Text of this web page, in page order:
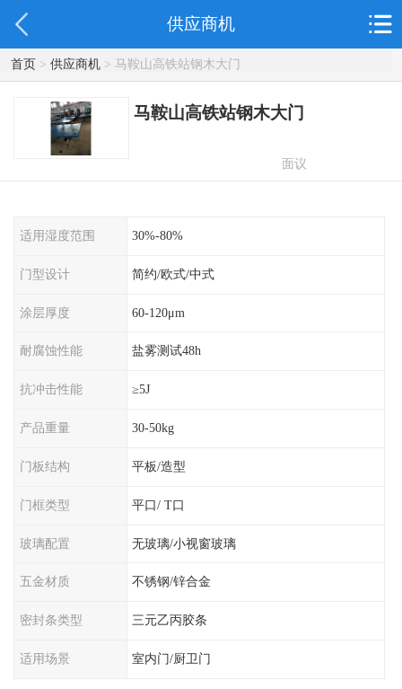
供应商机
首页> 供应商机> 马鞍山高铁站钢木大门
马鞍山高铁站钢木大门
面议
适用湿度范围 30%-80%
门型设计 简约/欧式/中式
涂层厚度 60-120μm
耐腐蚀性能 盐雾测试48h
抗冲击性能 ≥5J
产品重量 30-50kg
门板结构 平板/造型
门框类型 平口/ T口
玻璃配置 无玻璃/小视窗玻璃
五金材质 不锈钢/锌合金
密封条类型 三元乙丙胶条
适用场景 室内门/厨卫门